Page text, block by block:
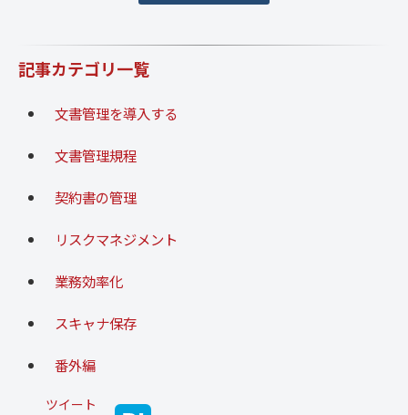
記事カテゴリ一覧
文書管理を導入する
文書管理規程
契約書の管理
リスクマネジメント
業務効率化
スキャナ保存
番外編
ツイート